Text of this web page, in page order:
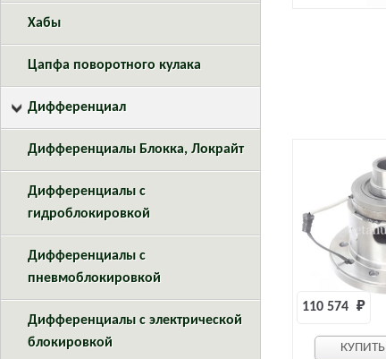
110 574 ₽
КУПИТЬ
Хабы
Цапфа поворотного кулака
Дифференциал
Дифференциалы Блокка, Локрайт
Дифференциалы с
гидроблокировкой
Дифференциалы с
пневмоблокировкой
Дифференциалы с электрической
блокировкой